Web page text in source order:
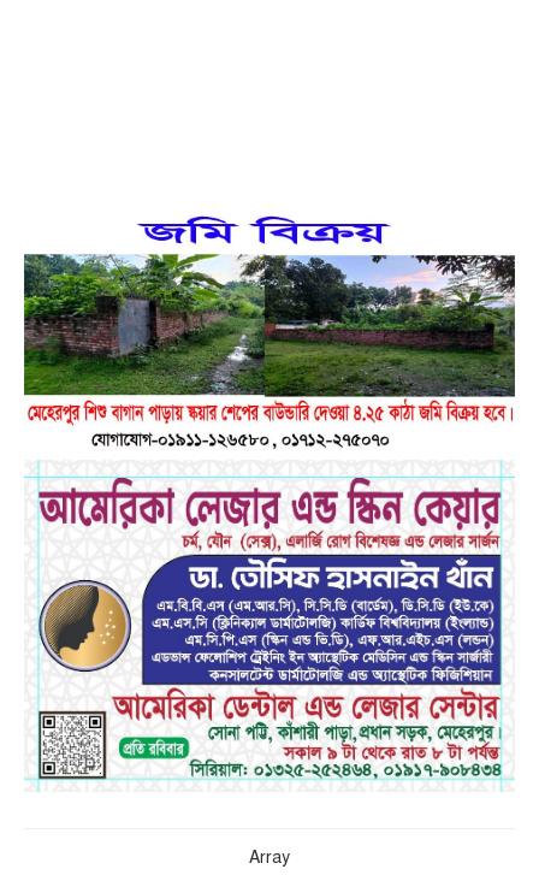
Array